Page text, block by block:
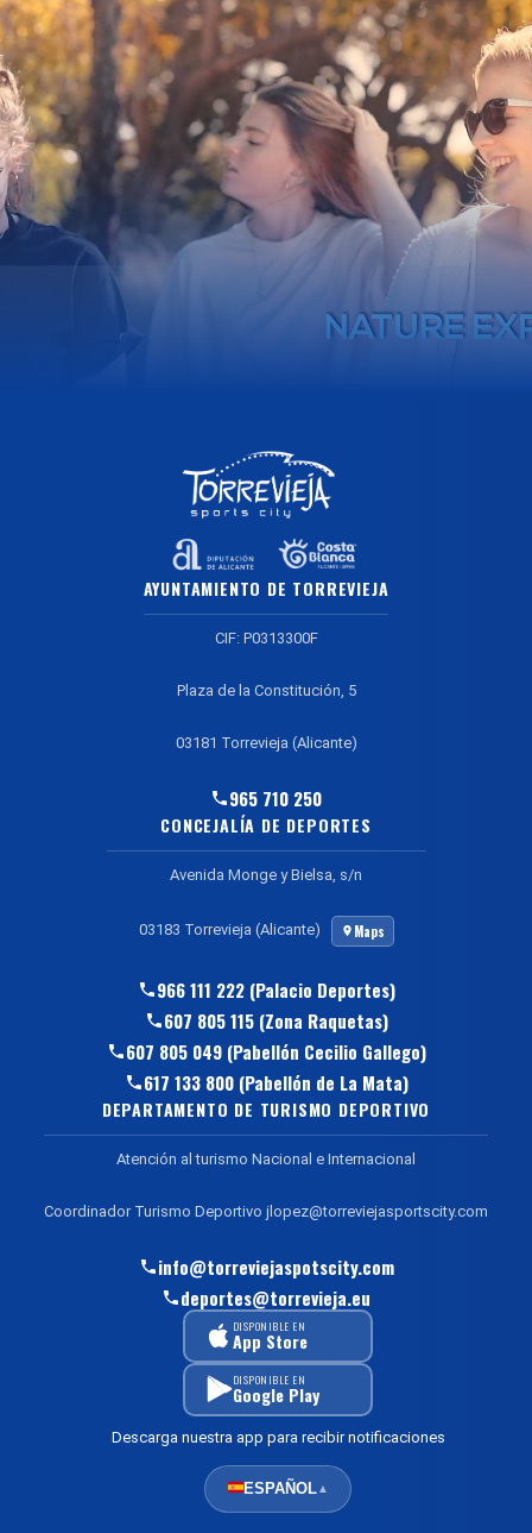
AYUNTAMIENTO DE TORREVIEJA
CIF: P0313300F
Plaza de la Constitución, 5
03181 Torrevieja (Alicante)
965 710 250
CONCEJALÍA DE DEPORTES
Avenida Monge y Bielsa, s/n
03183 Torrevieja (Alicante) Maps
966 111 222 (Palacio Deportes)
607 805 115 (Zona Raquetas)
607 805 049 (Pabellón Cecilio Gallego)
617 133 800 (Pabellón de La Mata)
DEPARTAMENTO DE TURISMO DEPORTIVO
Atención al turismo Nacional e Internacional
Coordinador Turismo Deportivo jlopez@torreviejasportscity.com
info@torreviejaspotscity.com
deportes@torrevieja.eu
DISPONIBLE EN
App Store
DISPONIBLE EN
Google Play
Descarga nuestra app para recibir notificaciones
ESPAÑOL▲